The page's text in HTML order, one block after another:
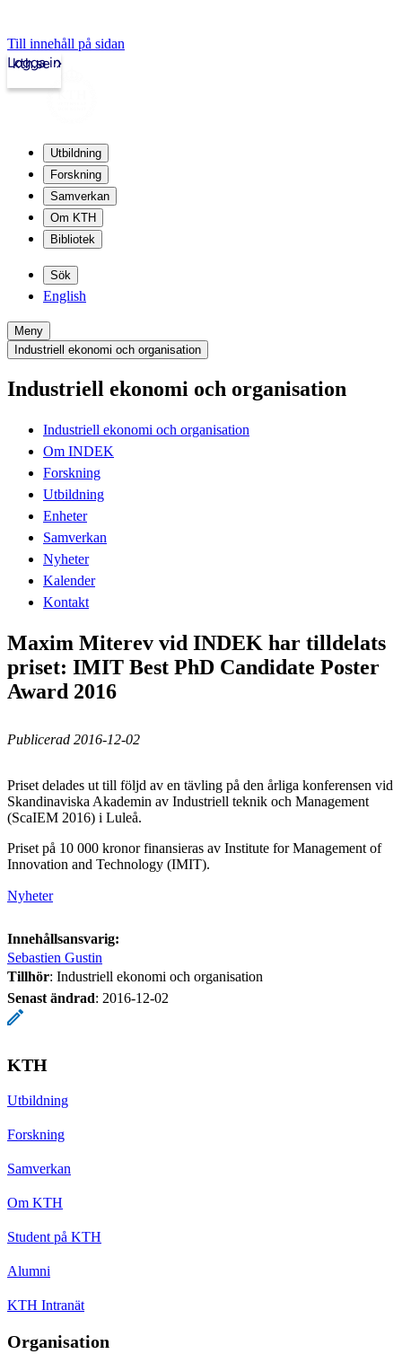
Till innehåll på sidan
kth.se
Logga in
Utbildning
Forskning
Samverkan
Om KTH
Bibliotek
Sök
English
Meny
Industriell ekonomi och organisation
Industriell ekonomi och organisation
Industriell ekonomi och organisation
Om INDEK
Forskning
Utbildning
Enheter
Samverkan
Nyheter
Kalender
Kontakt
Maxim Miterev vid INDEK har tilldelats
priset: IMIT Best PhD Candidate Poster
Award 2016
Publicerad 2016-12-02
Priset delades ut till följd av en tävling på den årliga konferensen vid
Skandinaviska Akademin av Industriell teknik och Management
(ScaIEM 2016) i Luleå.
Priset på 10 000 kronor finansieras av Institute for Management of
Innovation and Technology (IMIT).
Nyheter
Innehållsansvarig:
Sebastien Gustin
Tillhör: Industriell ekonomi och organisation
Senast ändrad: 2016-12-02
KTH
Utbildning
Forskning
Samverkan
Om KTH
Student på KTH
Alumni
KTH Intranät
Organisation